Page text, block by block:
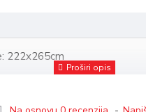
222x265cm